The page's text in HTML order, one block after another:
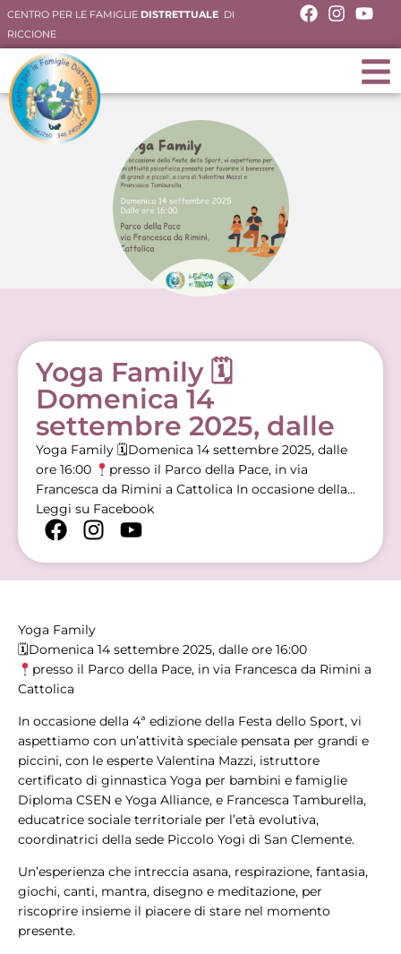
CENTRO PER LE FAMIGLIE DISTRETTUALE DI
RICCIONE
Yoga Family 🗓
Domenica 14
settembre 2025, dalle
Yoga Family 🗓Domenica 14 settembre 2025, dalle
ore 16:00
presso il Parco della Pace, in via
Francesca da Rimini a Cattolica In occasione della...
Leggi su Facebook
Yoga Family
🗓Domenica 14 settembre 2025, dalle ore 16:00
presso il Parco della Pace, in via Francesca da Rimini a
Cattolica
In occasione della 4ª edizione della Festa dello Sport, vi
aspettiamo con un’attività speciale pensata per grandi e
piccini, con le esperte Valentina Mazzi, istruttore
certificato di ginnastica Yoga per bambini e famiglie
Diploma CSEN e Yoga Alliance, e Francesca Tamburella,
educatrice sociale territoriale per l’età evolutiva,
coordinatrici della sede Piccolo Yogi di San Clemente.
Un’esperienza che intreccia asana, respirazione, fantasia,
giochi, canti, mantra, disegno e meditazione, per
riscoprire insieme il piacere di stare nel momento
presente.